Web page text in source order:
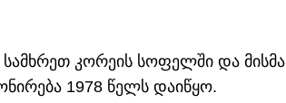
სამხრეთ კორეის სოფელში და მისმა
1978 წელს დაიწყო.